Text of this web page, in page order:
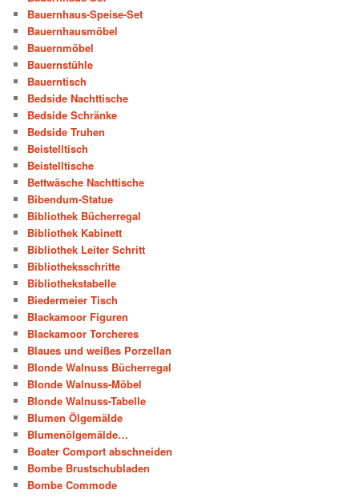
Bauernhaus-Speise-Set
Bauernhausmöbel
Bauernmöbel
Bauernstühle
Bauerntisch
Bedside Nachttische
Bedside Schränke
Bedside Truhen
Beistelltisch
Beistelltische
Bettwäsche Nachttische
Bibendum-Statue
Bibliothek Bücherregal
Bibliothek Kabinett
Bibliothek Leiter Schritt
Bibliotheksschritte
Bibliothekstabelle
Biedermeier Tisch
Blackamoor Figuren
Blackamoor Torcheres
Blaues und weißes Porzellan
Blonde Walnuss Bücherregal
Blonde Walnuss-Möbel
Blonde Walnuss-Tabelle
Blumen Ölgemälde
Blumenölgemälde…
Boater Comport abschneiden
Bombe Brustschubladen
Bombe Commode